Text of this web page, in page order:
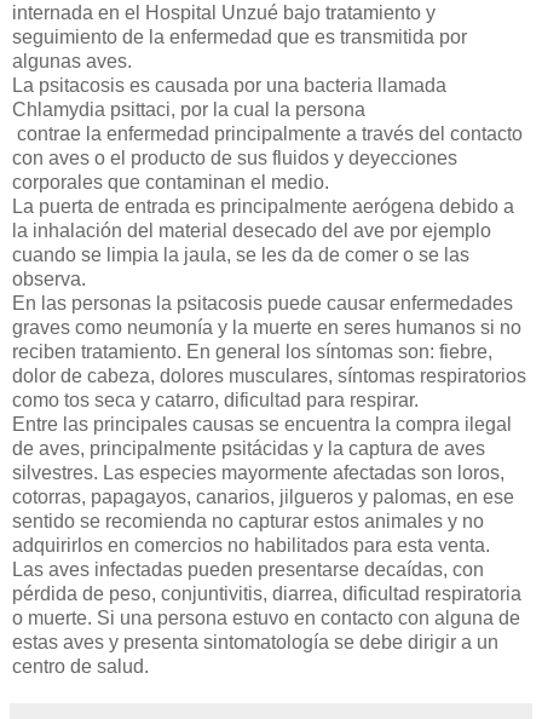
internada en el Hospital Unzué bajo tratamiento y
seguimiento de la enfermedad que es transmitida por
algunas aves.
La psitacosis es causada por una bacteria llamada
Chlamydia psittaci, por la cual la persona
contrae la enfermedad principalmente a través del contacto
con aves o el producto de sus fluidos y deyecciones
corporales que contaminan el medio.
La puerta de entrada es principalmente aerógena debido a
la inhalación del material desecado del ave por ejemplo
cuando se limpia la jaula, se les da de comer o se las
observa.
En las personas la psitacosis puede causar enfermedades
graves como neumonía y la muerte en seres humanos si no
reciben tratamiento. En general los síntomas son: fiebre,
dolor de cabeza, dolores musculares, síntomas respiratorios
como tos seca y catarro, dificultad para respirar.
Entre las principales causas se encuentra la compra ilegal
de aves, principalmente psitácidas y la captura de aves
silvestres. Las especies mayormente afectadas son loros,
cotorras, papagayos, canarios, jilgueros y palomas, en ese
sentido se recomienda no capturar estos animales y no
adquirirlos en comercios no habilitados para esta venta.
Las aves infectadas pueden presentarse decaídas, con
pérdida de peso, conjuntivitis, diarrea, dificultad respiratoria
o muerte. Si una persona estuvo en contacto con alguna de
estas aves y presenta sintomatología se debe dirigir a un
centro de salud.